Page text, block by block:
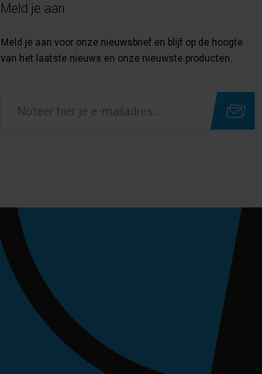
Meld je aan
Meld je aan voor onze nieuwsbrief en blijf op de hoogte
van het laatste nieuws en onze nieuwste producten.